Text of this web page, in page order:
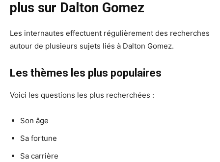
plus sur Dalton Gomez
Les internautes effectuent régulièrement des recherches
autour de plusieurs sujets liés à Dalton Gomez.
Les thèmes les plus populaires
Voici les questions les plus recherchées :
Son âge
Sa fortune
Sa carrière